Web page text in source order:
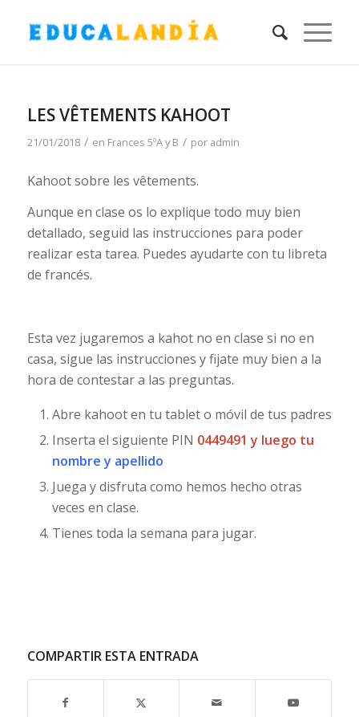
LES VÊTEMENTS KAHOOT
21/01/2018 / en Frances 5ºA y B / por admin
Kahoot sobre les vêtements.
Aunque en clase os lo explique todo muy bien
detallado, seguid las instrucciones para poder
realizar esta tarea. Puedes ayudarte con tu libreta
de francés.
Esta vez jugaremos a kahot no en clase si no en
casa, sigue las instrucciones y fijate muy bien a la
hora de contestar a las preguntas.
Abre kahoot en tu tablet o móvil de tus padres
Inserta el siguiente PIN 0449491 y luego tu
nombre y apellido
Juega y disfruta como hemos hecho otras
veces en clase.
Tienes toda la semana para jugar.
COMPARTIR ESTA ENTRADA